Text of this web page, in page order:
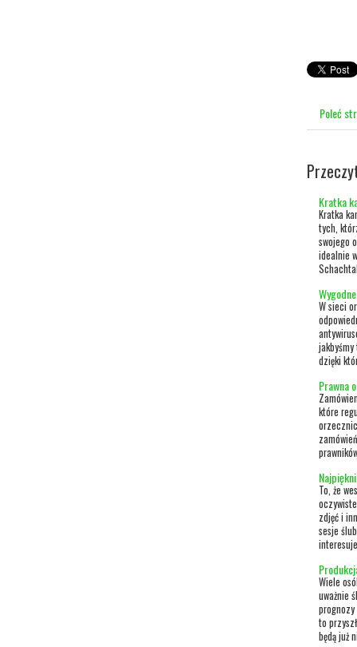
Poleć
Kratka
Kratka
tych,
swojego
idealnie
W sieci
dzięki
Prawna
które
To, że
zdjęć i
sesje
Wiele
uważnie
to
będą już